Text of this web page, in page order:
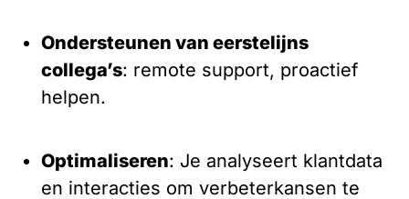
Ondersteunen van eerstelijns
collega’s: remote support, proactief
helpen.
Optimaliseren: Je analyseert klantdata
en interacties om verbeterkansen te